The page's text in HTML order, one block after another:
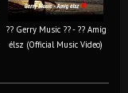
?? Gerry Music ?? - ?? Amíg
élsz (Official Music Video)